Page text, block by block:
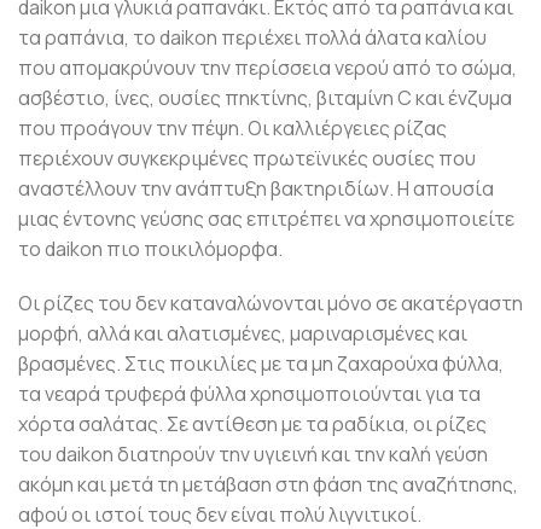
daikon μια γλυκιά ραπανάκι. Εκτός από τα ραπάνια και
τα ραπάνια, το daikon περιέχει πολλά άλατα καλίου
που απομακρύνουν την περίσσεια νερού από το σώμα,
ασβέστιο, ίνες, ουσίες πηκτίνης, βιταμίνη C και ένζυμα
που προάγουν την πέψη. Οι καλλιέργειες ρίζας
περιέχουν συγκεκριμένες πρωτεϊνικές ουσίες που
αναστέλλουν την ανάπτυξη βακτηριδίων. Η απουσία
μιας έντονης γεύσης σας επιτρέπει να χρησιμοποιείτε
το daikon πιο ποικιλόμορφα.
Οι ρίζες του δεν καταναλώνονται μόνο σε ακατέργαστη
μορφή, αλλά και αλατισμένες, μαριναρισμένες και
βρασμένες. Στις ποικιλίες με τα μη ζαχαρούχα φύλλα,
τα νεαρά τρυφερά φύλλα χρησιμοποιούνται για τα
χόρτα σαλάτας. Σε αντίθεση με τα ραδίκια, οι ρίζες
του daikon διατηρούν την υγιεινή και την καλή γεύση
ακόμη και μετά τη μετάβαση στη φάση της αναζήτησης,
αφού οι ιστοί τους δεν είναι πολύ λιγνιτικοί.